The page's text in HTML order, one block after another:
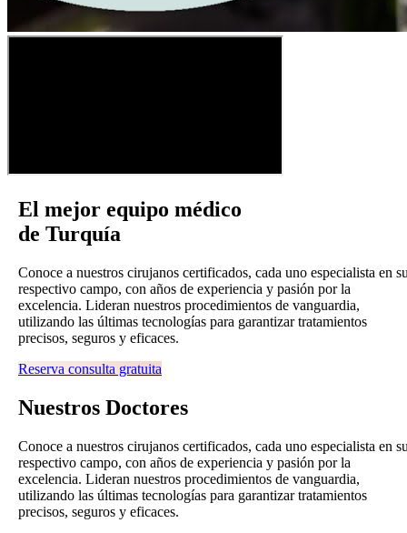
El mejor equipo médico
de Turquía
Conoce a nuestros cirujanos certificados, cada uno especialista en
respectivo campo, con años de experiencia y pasión por la
excelencia. Lideran nuestros procedimientos de vanguardia,
utilizando las últimas tecnologías para garantizar tratamientos
precisos, seguros y eficaces.
Reserva consulta gratuita
Nuestros Doctores
Conoce a nuestros cirujanos certificados, cada uno especialista en
respectivo campo, con años de experiencia y pasión por la
excelencia. Lideran nuestros procedimientos de vanguardia,
utilizando las últimas tecnologías para garantizar tratamientos
precisos, seguros y eficaces.